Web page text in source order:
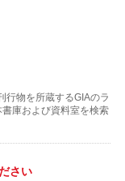
行物を所蔵するGIAのラ
庫および資料室を検索
さい